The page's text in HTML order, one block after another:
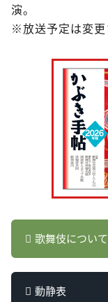
演。
※放送予定は変
歌舞伎につい
動静表